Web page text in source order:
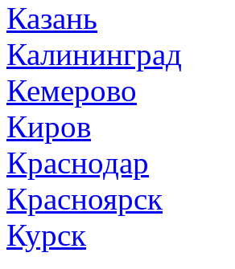
Казань
Калининград
Кемерово
Киров
Краснодар
Красноярск
Курск